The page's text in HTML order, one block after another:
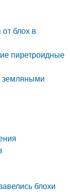
блох в
пиретроидные
земляными
блохи